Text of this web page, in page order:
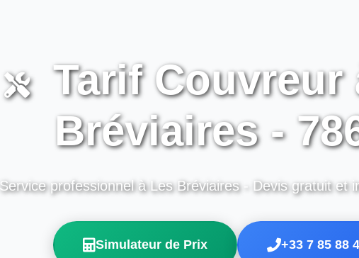
Tarif Couvreur
Bréviaires -
Service professionnel à Les Bréviaires - Devis gratuit et
Simulateur de Prix +33 7 85 88